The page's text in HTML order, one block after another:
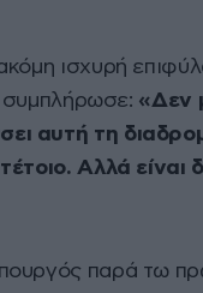
ισχυρή
συμπλήρωσε: «Δεν
αυτή τη
Αλλά είναι
παρά τω